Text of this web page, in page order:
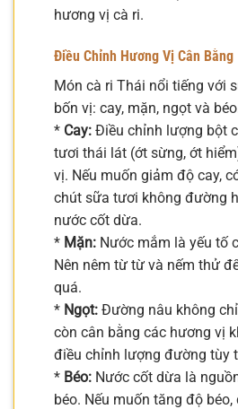
hương vị cà ri.
Điều Chỉnh Hương Vị Cân Bằng
Món cà ri Thái nổi tiếng với
bốn vị: cay, mặn, ngọt và
* Cay: Điều chỉnh lượng bột
tươi thái lát (ớt sừng, ớt
vị. Nếu muốn giảm độ cay,
chút sữa tươi không đường
nước cốt dừa.
* Mặn: Nước mắm là yếu tố
Nên nêm từ từ và nếm thử
quá.
* Ngọt: Đường nâu không
còn cân bằng các hương vị
điều chỉnh lượng đường tùy
* Béo: Nước cốt dừa là
béo. Nếu muốn tăng độ